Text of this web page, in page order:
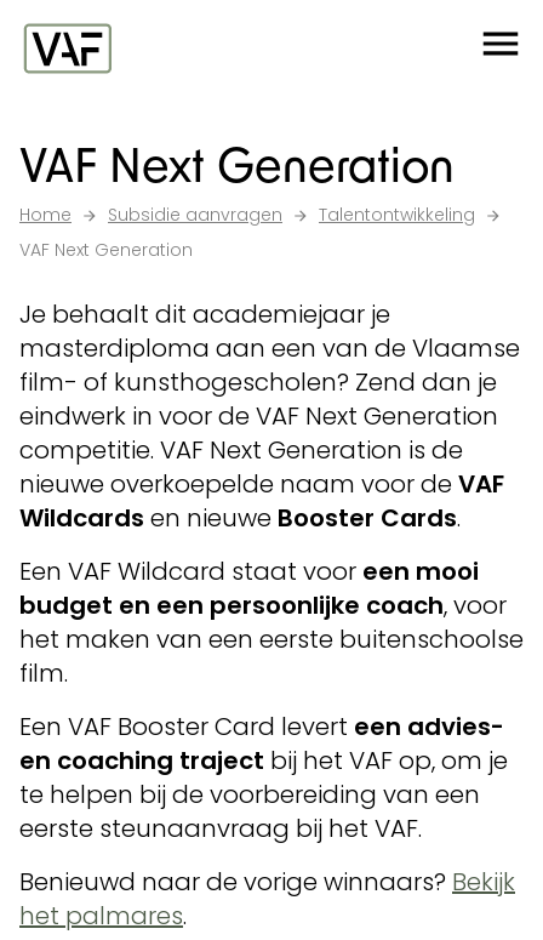
Ga verder naar de inhoud
VAF Next Generation
Home Subsidie aanvragen
Talentontwikkeling
VAF Next Generation
Je behaalt dit academiejaar je
masterdiploma aan een van de Vlaamse
film- of kunsthogescholen? Zend dan je
eindwerk in voor de VAF Next Generation
competitie. VAF Next Generation is de
nieuwe overkoepelde naam voor deVAF
Wildcards en nieuwe Booster Cards.
Een VAF Wildcard staat voor een mooi
budget en een persoonlijke coach, voor
het maken van een eerste buitenschoolse
film.
Een VAF Booster Card levert een advies-
en coaching traject bij het VAF op, om je
te helpen bij de voorbereiding van een
eerste steunaanvraag bij het VAF.
Benieuwd naar de vorige winnaars? Bekijk
het palmares.